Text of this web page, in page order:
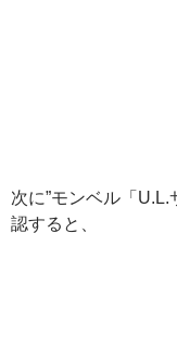
次に”モンベル「
認すると、